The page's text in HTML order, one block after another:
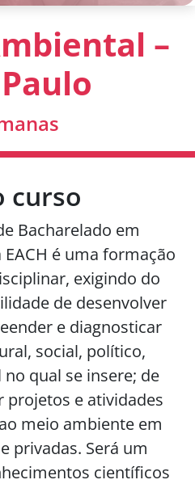
–
curso
Bacharelado em
é uma formação
exigindo do
de desenvolver
e diagnosticar
social, político,
qual se insere; de
projetos e atividades
meio ambiente em
privadas. Será um
científicos